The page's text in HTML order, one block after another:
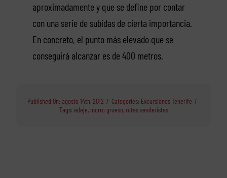
aproximadamente y que se define por contar
con una serie de subidas de cierta importancia.
En concreto, el punto más elevado que se
conseguirá alcanzar es de 400 metros.
Published On: agosto 14th, 2012 / Categories: Excursiones Tenerife /
Tags: adeje, morro grueso, rutas senderistas